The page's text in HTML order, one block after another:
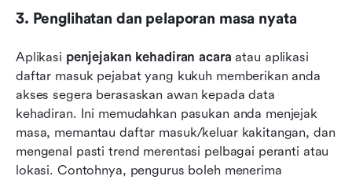
3. Penglihatan dan pelaporan masa nyata
Aplikasi penjejakan kehadiran acara atau aplikasi
daftar masuk pejabat yang kukuh memberikan anda
akses segera berasaskan awan kepada data
kehadiran. Ini memudahkan pasukan anda menjejak
masa, memantau daftar masuk/keluar kakitangan, dan
mengenal pasti trend merentasi pelbagai peranti atau
lokasi. Contohnya, pengurus boleh menerima